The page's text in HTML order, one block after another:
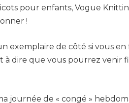
pour enfants, Vogue
!
exemplaire de côté si vous
à dire que vous pourrez
journée de « congé »